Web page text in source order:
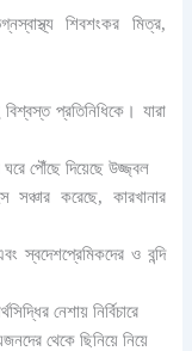
শিবশংকর মিত্র,
প্রতিনিধিকে। যারা
ঘরে পৌঁছে দিয়েছে উজ্জ্বল
সঞ্চার করেছে, কারখানার
স্বদেশপ্রেমিকদের ও বন্দি
নেশায় নির্বিচারে
থেকে ছিনিয়ে নিয়ে